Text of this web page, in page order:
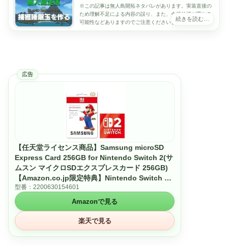
※この記事は無人島開拓ネタバレがあります。実装直後の
ため理解不足による内容の誤り、また、今後仕様が変わる
可能性などありますのでご注意くださいませ。動物を捕獲
できる捕獲睡眠玉を作る うさちゃん無人島を開...
広告
【任天堂ライセンス商品】Samsung microSD
Express Card 256GB for Nintendo Switch 2(サ
ムスン マイクロSDエクスプレスカード 256GB)
【Amazon.co.jp限定特典】Nintendo Switch 2
ロゴデザインステッカー 同梱
型番：2200630154601
Amazonで見る
楽天で見る